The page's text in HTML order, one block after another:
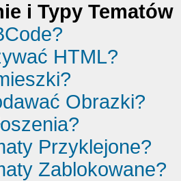
i Typy Tematów
HTML?
Obrazki?
Przyklejone?
Zablokowane?